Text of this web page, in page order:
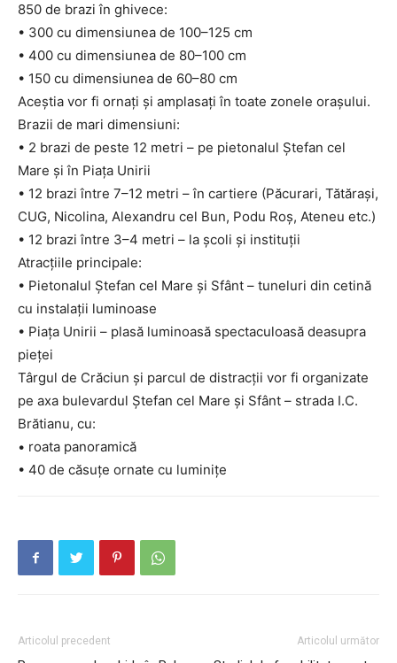
INFO IAȘI
850 de brazi în ghivece:
• 300 cu dimensiunea de 100–125 cm
• 400 cu dimensiunea de 80–100 cm
• 150 cu dimensiunea de 60–80 cm
Aceștia vor fi ornați și amplasați în toate zonele orașului.
Brazii de mari dimensiuni:
• 2 brazi de peste 12 metri – pe pietonalul Ștefan cel
Mare și în Piața Unirii
• 12 brazi între 7–12 metri – în cartiere (Păcurari, Tătărași,
CUG, Nicolina, Alexandru cel Bun, Podu Roș, Ateneu etc.)
• 12 brazi între 3–4 metri – la școli și instituții
Atracțiile principale:
• Pietonalul Ștefan cel Mare și Sfânt – tuneluri din cetină
cu instalații luminoase
• Piața Unirii – plasă luminoasă spectaculoasă deasupra
pieței
Târgul de Crăciun și parcul de distracții vor fi organizate
pe axa bulevardul Ștefan cel Mare și Sfânt – strada I.C.
Brătianu, cu:
• roata panoramică
• 40 de căsuțe ornate cu luminițe
Articolul precedent Articolul următor